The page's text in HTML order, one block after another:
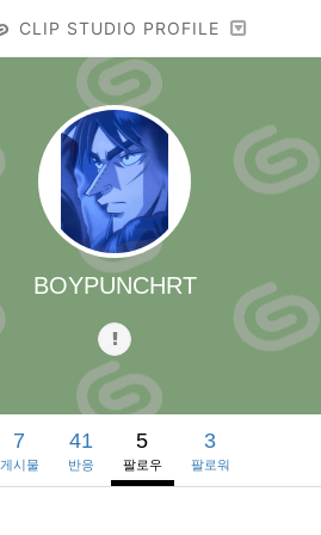
CLIP STUDIO PROFILE
BOYPUNCHRT
7
게시물
41
반응
5
팔로우
3
팔로워